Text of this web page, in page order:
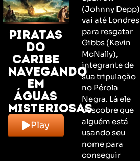
Piratas
do
caribe
navegando
em
águas
misteriosas
Play
(Johnny Depp)
vai até Londres
para resgatar
Gibbs (Kevin
McNally),
integrante de
sua tripulação
no Pérola
Negra. Lá ele
descobre que
alguém está
usando seu
nome para
conseguir